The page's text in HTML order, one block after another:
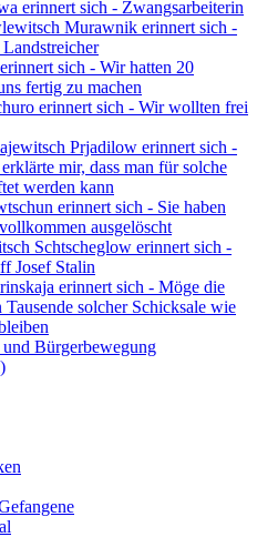
erinnert sich - Zwangsarbeiterin
Murawnik erinnert sich -
sich - Wir hatten 20
fertig zu machen
erinnert sich - Wir wollten frei
Prjadilow erinnert sich -
mir, dass man für solche
werden kann
erinnert sich - Sie haben
ausgelöscht
Schtscheglow erinnert sich -
Josef Stalin
erinnert sich - Möge die
solcher Schicksale wie
Bürgerbewegung